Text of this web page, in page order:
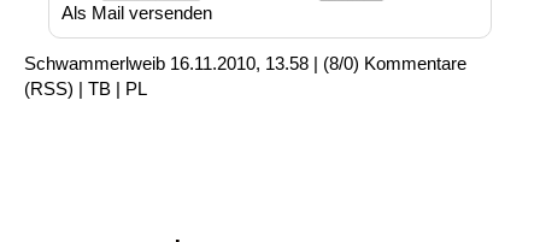
Als Mail versenden
Schwammerlweib 16.11.2010, 13.58 | (8/0) Kommentare
(RSS) | TB | PL